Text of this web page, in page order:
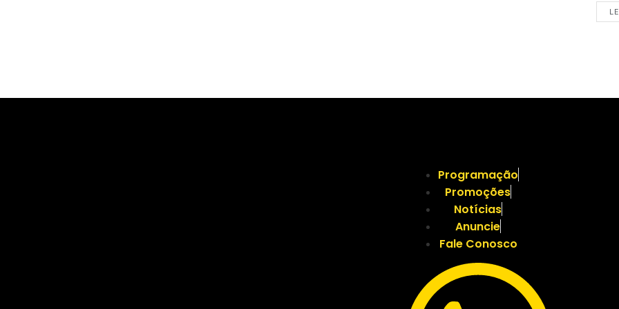
Programação
Promoções
Notícias
Anuncie
Fale Conosco